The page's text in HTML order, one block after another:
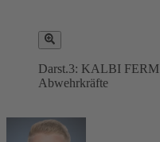
Darst.3: KALBI
Abwehrkräfte